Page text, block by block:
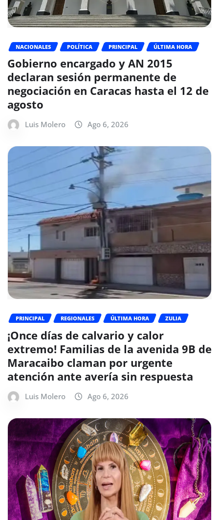
NACIONALES POLÍTICA PRINCIPAL ÚLTIMA HORA
Gobierno encargado y AN 2015
declaran sesión permanente de
negociación en Caracas hasta el 12 de
agosto
Luis Molero Ago 6, 2026
PRINCIPAL REGIONALES ÚLTIMA HORA ZULIA
¡Once días de calvario y calor
extremo! Familias de la avenida 9B de
Maracaibo claman por urgente
atención ante avería sin respuesta
Luis Molero Ago 6, 2026